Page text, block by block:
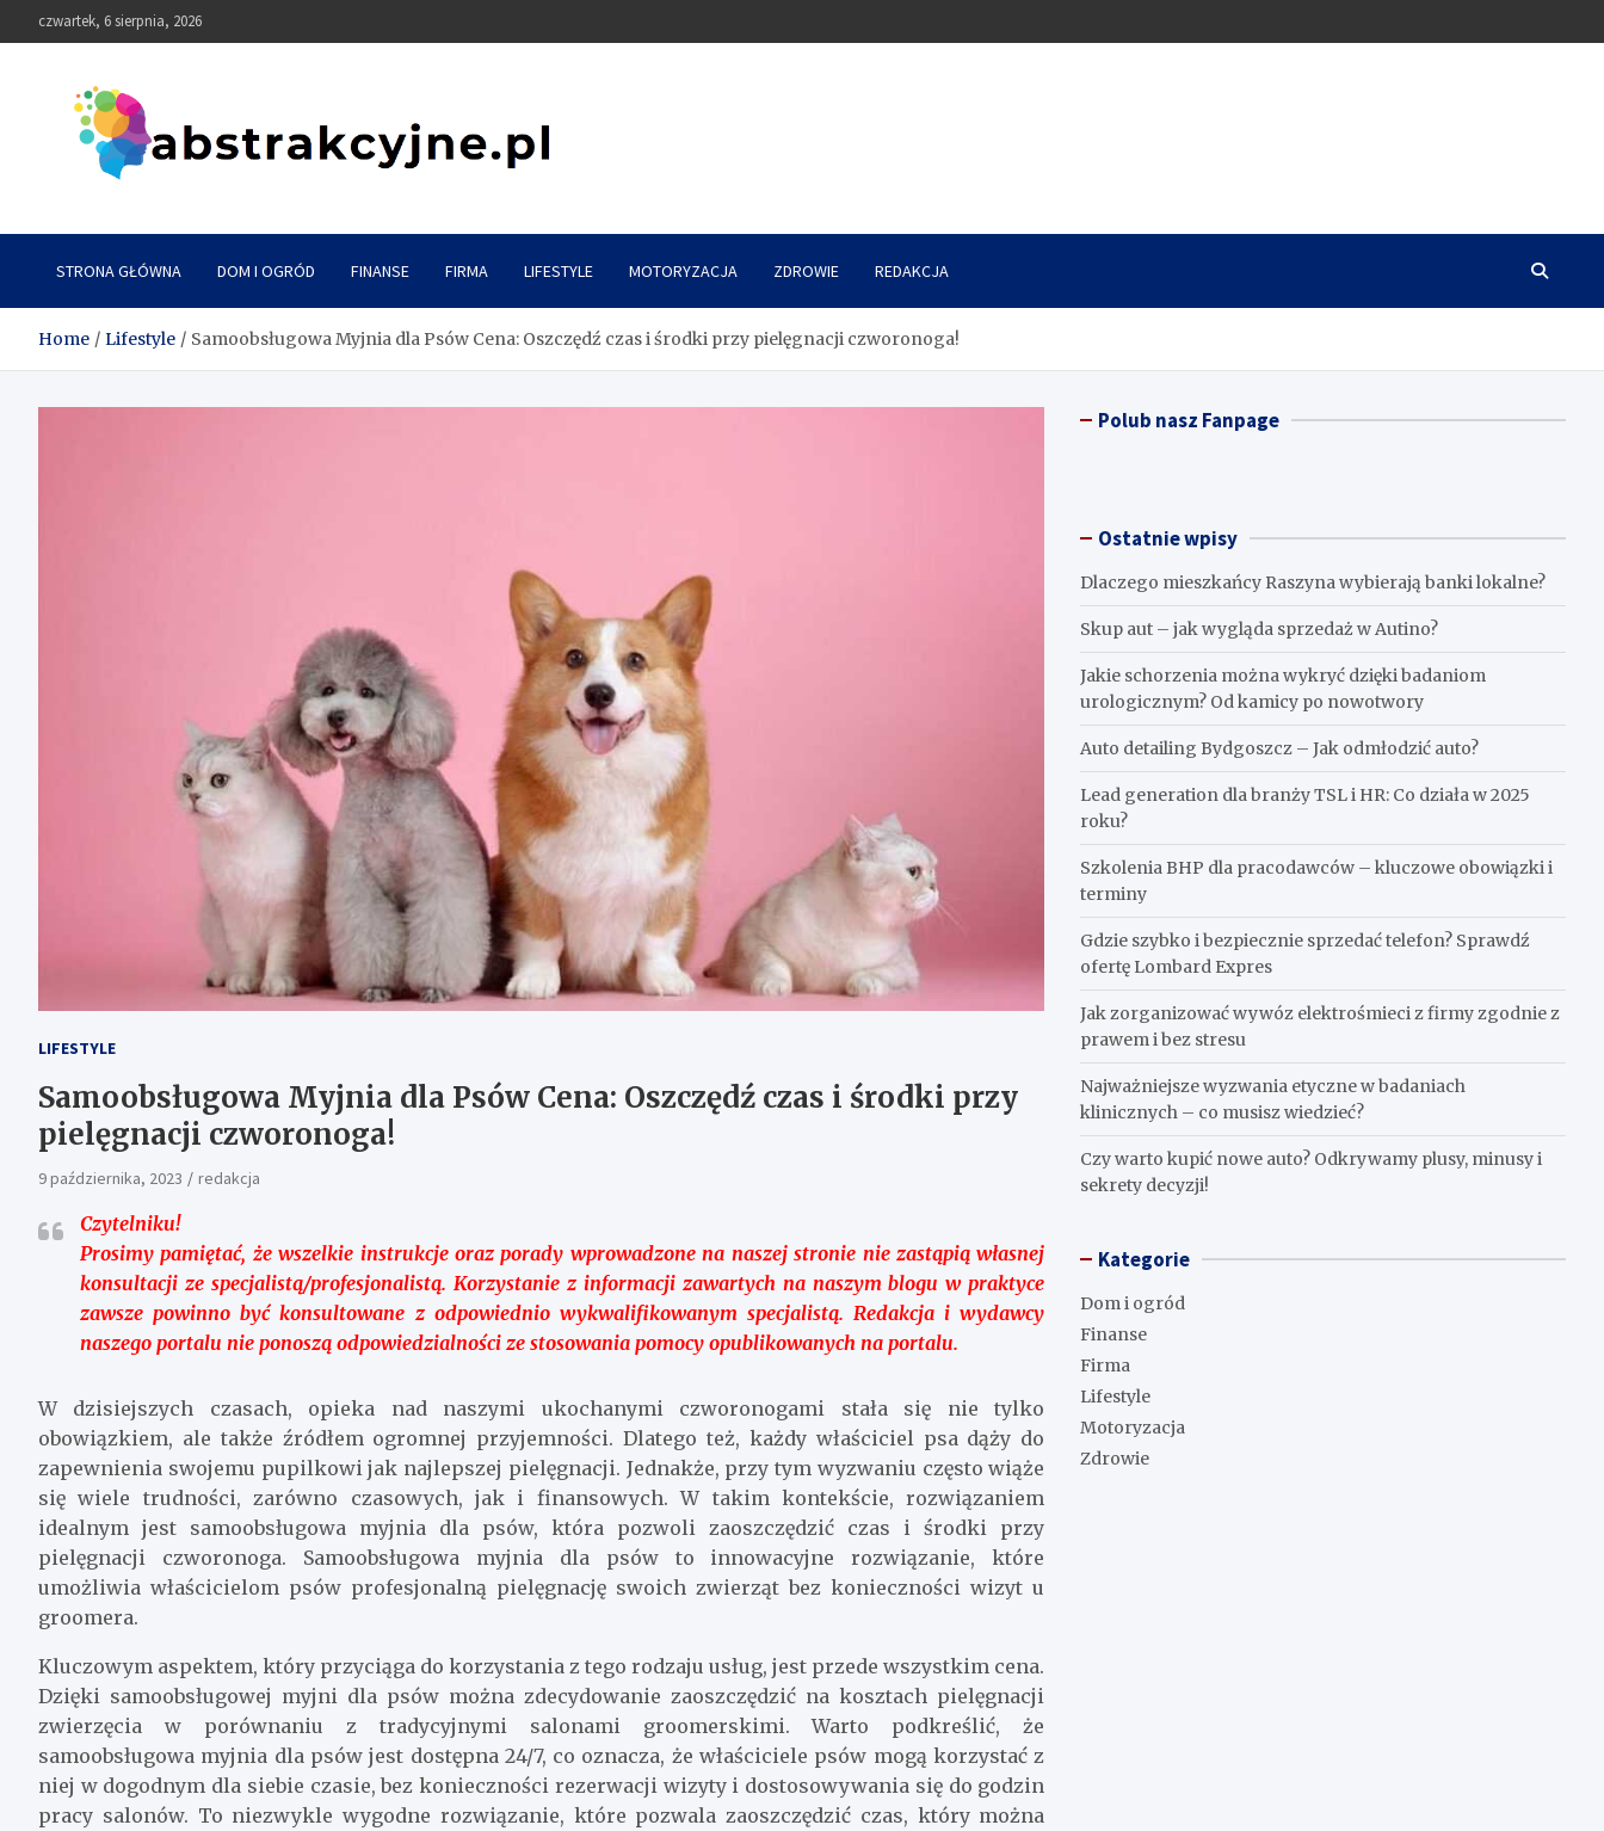
to
czwartek, 6 sierpnia, 2026
Abstrakcyjne
STRONA GŁÓWNA DOM I OGRÓD FINANSE FIRMA LIFESTYLE MOTORYZACJA ZDROWIE REDAKCJA
Home Lifestyle Samoobsługowa Myjnia dla Psów Cena: Oszczędź czas i środki przy pielęgnacji czworonoga!
LIFESTYLE
Samoobsługowa Myjnia dla Psów Cena: Oszczędź czas i środki przy
pielęgnacji czworonoga!
9 października, 2023 redakcja
Czytelniku!
Prosimy pamiętać, że wszelkie instrukcje oraz porady wprowadzone na naszej stronie nie zastąpią własnej
konsultacji ze specjalistą/profesjonalistą. Korzystanie z informacji zawartych na naszym blogu w praktyce
zawsze powinno być konsultowane z odpowiednio wykwalifikowanym specjalistą. Redakcja i wydawcy
naszego portalu nie ponoszą odpowiedzialności ze stosowania pomocy opublikowanych na portalu.
W dzisiejszych czasach, opieka nad naszymi ukochanymi czworonogami stała się nie tylko
obowiązkiem, ale także źródłem ogromnej przyjemności. Dlatego też, każdy właściciel psa dąży do
zapewnienia swojemu pupilkowi jak najlepszej pielęgnacji. Jednakże, przy tym wyzwaniu często wiąże
się wiele trudności, zarówno czasowych, jak i finansowych. W takim kontekście, rozwiązaniem
idealnym jest samoobsługowa myjnia dla psów, która pozwoli zaoszczędzić czas i środki przy
pielęgnacji czworonoga. Samoobsługowa myjnia dla psów to innowacyjne rozwiązanie, które
umożliwia właścicielom psów profesjonalną pielęgnację swoich zwierząt bez konieczności wizyt u
groomera.
Kluczowym aspektem, który przyciąga do korzystania z tego rodzaju usług, jest przede wszystkim cena.
Dzięki samoobsługowej myjni dla psów można zdecydowanie zaoszczędzić na kosztach pielęgnacji
zwierzęcia w porównaniu z tradycyjnymi salonami groomerskimi. Warto podkreślić, że
samoobsługowa myjnia dla psów jest dostępna 24/7, co oznacza, że właściciele psów mogą korzystać z
niej w dogodnym dla siebie czasie, bez konieczności rezerwacji wizyty i dostosowywania się do godzin
pracy salonów. To niezwykle wygodne rozwiązanie, które pozwala zaoszczędzić czas, który można
Polub nasz Fanpage
Ostatnie wpisy
Dlaczego mieszkańcy Raszyna wybierają banki lokalne?
Skup aut – jak wygląda sprzedaż w Autino?
Jakie schorzenia można wykryć dzięki badaniom
urologicznym? Od kamicy po nowotwory
Auto detailing Bydgoszcz – Jak odmłodzić auto?
Lead generation dla branży TSL i HR: Co działa w 2025
roku?
Szkolenia BHP dla pracodawców – kluczowe obowiązki i
terminy
Gdzie szybko i bezpiecznie sprzedać telefon? Sprawdź
ofertę Lombard Expres
Jak zorganizować wywóz elektrośmieci z firmy zgodnie z
prawem i bez stresu
Najważniejsze wyzwania etyczne w badaniach
klinicznych – co musisz wiedzieć?
Czy warto kupić nowe auto? Odkrywamy plusy, minusy i
sekrety decyzji!
Kategorie
Dom i ogród
Finanse
Firma
Lifestyle
Motoryzacja
Zdrowie